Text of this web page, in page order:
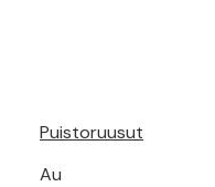
Puistoruusut
Au